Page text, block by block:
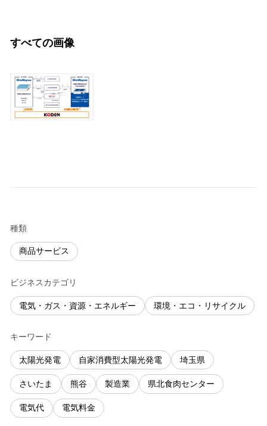
すべての画像
種類
商品サービス
ビジネスカテゴリ
電気・ガス・資源・エネルギー 環境・エコ・リサイクル
キーワード
太陽光発電 自家消費型太陽光発電 埼玉県
さいたま 熊谷 製造業 県北食肉センター
電気代 電気料金